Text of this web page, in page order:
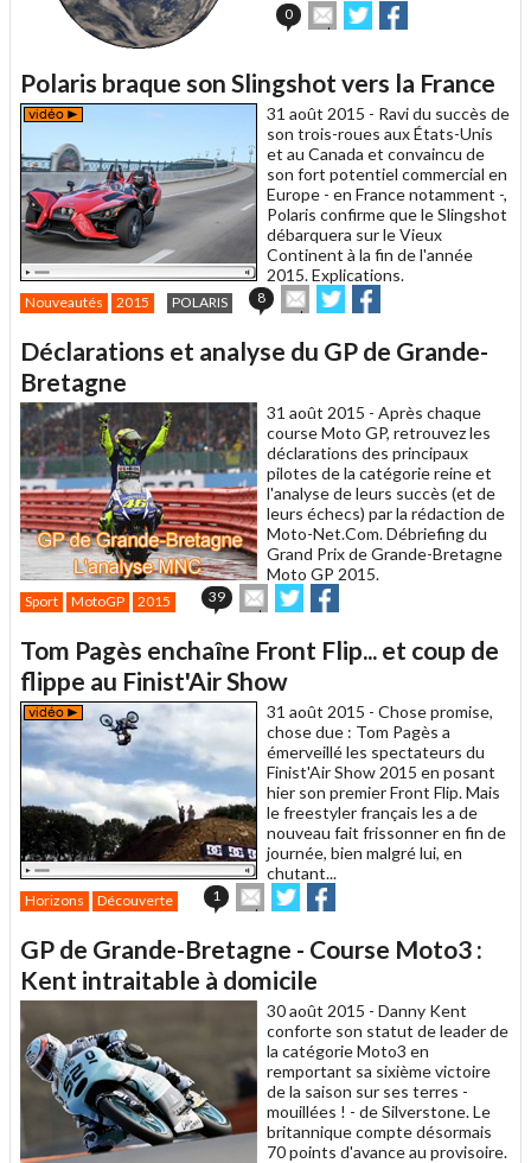
0
Envoyer
cet
un
ami
Partager
sur sur
Polaris braque son Slingshot vers la France
31 août 2015 - Ravi du succès de
son trois-roues aux États-Unis
et au Canada et convaincu de
son fort potentiel commercial en
Europe - en France notamment -,
Polaris confirme que le Slingshot
débarquera sur le Vieux
Continent à la fin de l'année
2015. Explications.
Nouveautés 2015 POLARIS 8
Envoyer
cet
à
Partager
sur sur
Déclarations et analyse du GP de Grande-
Bretagne
31 août 2015 - Après chaque
course Moto GP, retrouvez les
déclarations des principaux
pilotes de la catégorie reine et
l'analyse de leurs succès (et de
leurs échecs) par la rédaction de
Moto-Net.Com. Débriefing du
Grand Prix de Grande-Bretagne
Moto GP 2015.
Sport MotoGP 2015 39
Envoyer
cet
à
un
ami
Partager
sur sur
Tom Pagès enchaîne Front Flip... et coup de
flippe au Finist'Air Show
31 août 2015 - Chose promise,
chose due : Tom Pagès a
émerveillé les spectateurs du
Finist'Air Show 2015 en posant
hier son premier Front Flip. Mais
le freestyler français les a de
nouveau fait frissonner en fin de
journée, bien malgré lui, en
chutant...
Horizons Découverte 1
Envoyer
cet
à
un
ami
Partager
sur sur
GP de Grande-Bretagne - Course Moto3 :
Kent intraitable à domicile
30 août 2015 - Danny Kent
conforte son statut de leader de
la catégorie Moto3 en
remportant sa sixième victoire
de la saison sur ses terres -
mouillées ! - de Silverstone. Le
britannique compte désormais
70 points d'avance au provisoire.